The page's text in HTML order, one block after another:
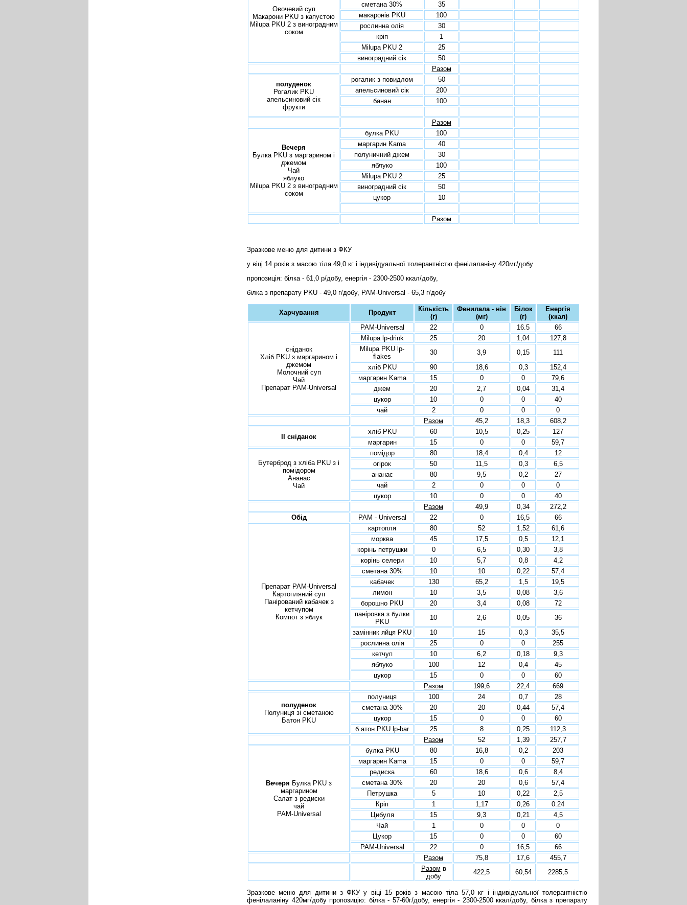
Овочевий суп
Макарони PKU з капустою
Milupa PKU 2 з виноградним
соком
сметана 30%
35
макаронів PKU
100
рослинна олія
30
кріп
1
Milupa PKU 2
25
виноградний сік
50
Разом
полуденок
Рогалик PKU
апельсиновий сік
фрукти
рогалик з повидлом
50
апельсиновий сік
200
банан
100
Разом
Вечеря
Булка PKU з маргарином і
джемом
Чай
яблуко
Milupa PKU 2 з виноградним
соком
булка PKU
100
маргарин Kama
40
полуничний джем
30
яблуко
100
Milupa PKU 2
25
виноградний сік
50
цукор
10
Разом
Зразкове меню для дитини з ФКУ
у віці 14 років з масою тіла 49,0 кг і індивідуальної толерантністю фенілаланіну 420мг/добу
пропозиція: білка - 61,0 р/добу, енергія - 2300-2500 ккал/добу,
білка з препарату PKU - 49,0 г/добу, PAM-Universal - 65,3 г/добу
Харчування Продукт
Кількість
(г)
Фенилала - нін
(мг)
Білок
(г)
Енергія
(ккал)
сніданок
Хліб PKU з маргарином і
джемом
Молочний суп
Чай
Препарат PAM-Universal
PAM-Universal 22 0 16.5
66
Milupa lp-drink
25 20 1,04
127,8
Milupa PKU lp-
flakes
30 3,9 0,15
111
хліб PKU
90 18,6 0,3
152,4
маргарин Kama
15 0 0
79,6
джем
20 2,7 0,04
31,4
цукор
10 0 0
40
чай
2 0 0
0
Разом
45,2 18,3 608,2
II сніданок
хліб PKU 60 10,5 0,25
127
маргарин
15 0 0 59,7
Бутерброд з хліба PKU з і
помідором
Ананас
Чай
помідор 80 18,4 0,4
12
огірок
50 11,5 0,3
6,5
ананас
80 9,5 0,2
27
чай
2 0 0
0
цукор
10 0 0
40
Разом
49,9 0,34
272,2
Обід
PAM - Universal 22 0 16,5 66
Препарат PAM-Universal
Картопляний суп
Панірований кабачек з
кетчупом
Компот з яблук
картопля 80 52 1,52
61,6
морква
45 17,5 0,5
12,1
корінь петрушки
0 6,5 0,30
3,8
корінь селери
10 5,7 0,8
4,2
сметана 30%
10 10 0,22
57,4
кабачек
130 65,2 1,5
19,5
лимон
10 3,5 0,08
3,6
борошно PKU
20 3,4 0,08
72
паніровка з булки
PKU
10 2,6 0,05
36
замінник яйця PKU
10 15 0,3
35,5
рослинна олія
25 0 0
255
кетчуп
10 6,2 0,18
9,3
яблуко
100 12 0,4
45
цукор
15 0 0
60
Разом
199,6 22,4 669
полуденок
Полуниця зі сметаною
Батон PKU
полуниця 100 24 0,7
28
сметана 30%
20 20 0,44
57,4
цукор
15 0 0
60
б атон PKU lp-bar
25 8 0,25
112,3
Разом
52 1,39 257,7
Вечеря Булка PKU з
маргарином
Салат з редиски
чай
PAM-Universal
булка PKU 80 16,8 0,2
203
маргарин Kama
15 0 0
59,7
редиска
60 18,6 0,6
8,4
сметана 30%
20 20 0,6
57,4
Петрушка
5 10 0,22
2,5
Кріп
1 1,17 0,26
0.24
Цибуля
15 9,3 0,21
4,5
Чай
1 0 0
0
Цукор
15 0 0
60
PAM-Universal
22 0 16,5
66
Разом
75,8 17,6
455,7
Разом в
добу
422,5 60,54 2285,5
Зразкове меню для дитини з ФКУ у віці 15 років з масою тіла 57,0 кг і індивідуальної толерантністю
фенілаланіну 420мг/добу пропозицію: білка - 57-60г/добу, енергія - 2300-2500 ккал/добу, білка з препарату